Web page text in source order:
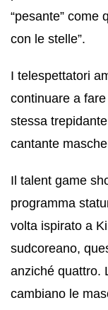
“pesante” come
con le stelle”.
I telespettatori
continuare a
stessa
cantante
Il talent game
programma
volta ispirato a
sudcoreano,
anziché quattro.
cambiano le